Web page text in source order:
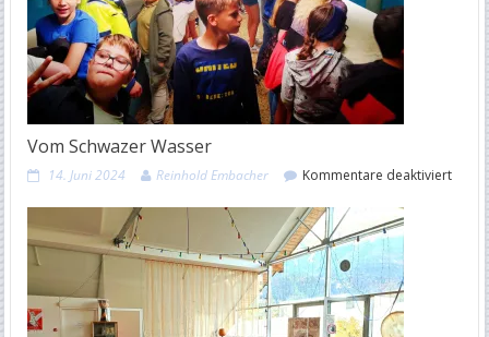
Vom Schwazer Wasser
14. Juni 2024 Reinhold Embacher Kommentare deaktiviertfür